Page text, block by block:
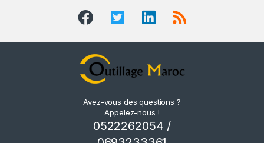
Avez-vous des questions ?
Appelez-nous !
0522262054 /